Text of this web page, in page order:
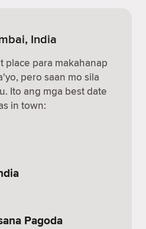
India
place para makahanap
pero saan mo sila
Ito ang mga best date
in town:
Pagoda